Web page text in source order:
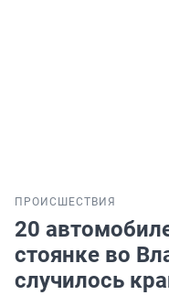
ПРОИСШЕСТВИЯ
20
стоянке во
случилось